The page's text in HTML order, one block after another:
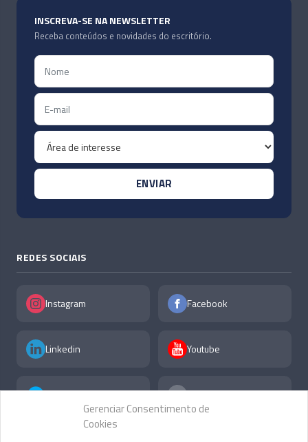
Gerenciar Consentimento de
Cookies
INSCREVA-SE NA NEWSLETTER
Receba conteúdos e novidades do escritório.
REDES SOCIAIS
Instagram Facebook
Linkedin Youtube
X F.A.Q